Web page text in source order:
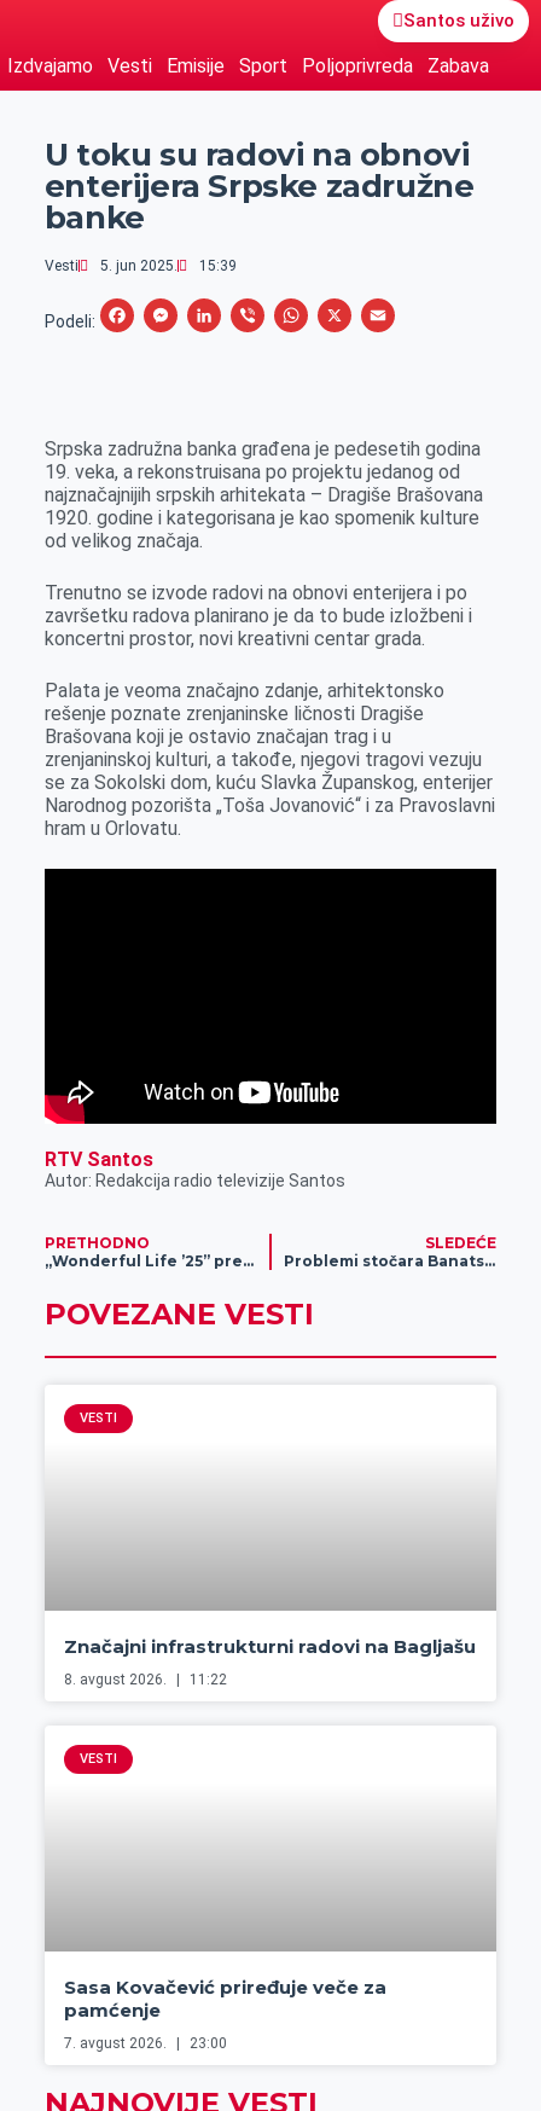
Santos uživo
Izdvajamo Vesti Emisije Sport Poljoprivreda Zabava
U toku su radovi na obnovi
enterijera Srpske zadružne
banke
Vesti 5. jun 2025. 15:39
Podeli:
F
b
o
o
k
M
e
n
g
e
r
L
e
d
I
V
r
W
s
A
p
X
E
l
Srpska zadružna banka građena je pedesetih godina
19. veka, a rekonstruisana po projektu jedanog od
najznačajnijih srpskih arhitekata – Dragiše Brašovana
1920. godine i kategorisana je kao spomenik kulture
od velikog značaja.
Trenutno se izvode radovi na obnovi enterijera i po
završetku radova planirano je da to bude izložbeni i
koncertni prostor, novi kreativni centar grada.
Palata je veoma značajno zdanje, arhitektonsko
rešenje poznate zrenjaninske ličnosti Dragiše
Brašovana koji je ostavio značajan trag i u
zrenjaninskoj kulturi, a takođe, njegovi tragovi vezuju
se za Sokolski dom, kuću Slavka Županskog, enterijer
Narodnog pozorišta „Toša Jovanović“ i za Pravoslavni
hram u Orlovatu.
RTV Santos
Autor: Redakcija radio televizije Santos
PRETHODNO
„Wonderful Life ’25” pred 25 godina Exita – Hurts i Purple Disco Machine donose novu energiju u klasik
SLEDEĆE
Problemi stočara Banatskog Dvora zbog pašnjaka
POVEZANE VESTI
VESTI
Značajni infrastrukturni radovi na Bagljašu
8. avgust 2026. 11:22
VESTI
Sasa Kovačević priređuje veče za
pamćenje
7. avgust 2026. 23:00
NAJNOVIJE VESTI